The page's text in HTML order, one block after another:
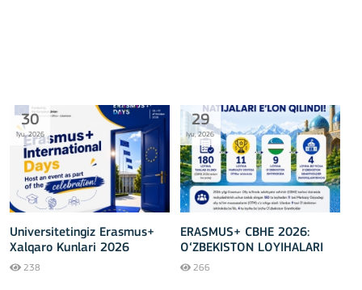
30
Iyu, 2026
Universitetingiz Erasmus+
Xalqaro Kunlari 2026
doirasidagi tadbirga
238
29
Iyu, 2026
ERASMUS+ CBHE 2026:
O‘ZBEKISTON LOYIHALARI
266